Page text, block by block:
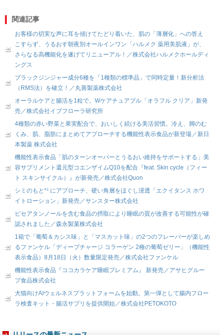
関連記事
お客様の切実な声に耳を傾けてたどり着いた、肌の「薄層化」への答え
こすらず、うるおす朝夜別オールインワン「ハルメク 薬用美肌液」が、
さらなる高機能化を遂げてリニューアル！／株式会社ハルメクホールディ
ングス
ブラックジンジャー成分6種を「1種類の標準品」で同時定量！新分析法
（RMS法）を確立！／丸善製薬株式会社
オーラルケアと腸活を1粒で。Wケアチュアブル「オラフル クリア」新発
売／株式会社イブフローラ研究所
4種類の赤い野菜と果実配合で、おいしく続ける美活習慣。冷え、脚のむ
くみ、肌、脂肪にまとめてアプローチする機能性表示食品が新登場／新日
本製薬 株式会社
機能性表示食品「肌のターンオーバーとうるおい維持をサポートする」美
容サプリメント還元型コエンザイムQ10を配合『feat. Skin cycle（フィー
ト スキンサイクル）』が新発売／株式会社Quon
シミのもと*¹ にアプローチ、硬い角層をほぐし浸透「エクイタンス ホワ
イトローション」新発売／サンスター株式会社
ピセアタンノールを含む食品の摂取により睡眠の質が改善する可能性が確
認されました／森永製菓株式会社
1箱で「葡萄＆カシス味」と「マスカット味」の2つのフレーバーが楽しめ
るファンケル「ディープチャージ コラーゲン 2種の葡萄ゼリー」（機能性
表示食品）8月18日（火）数量限定発売／株式会社ファンケル
機能性表示食品『ココカラケア睡眠プレミアム』 新発売／アサヒグルー
プ食品株式会社
犬猫向けAIウェルネスプラットフォームを始動。第一弾として腸内フロー
ラ検査キット・腸活サプリを提供開始／株式会社PETOKOTO